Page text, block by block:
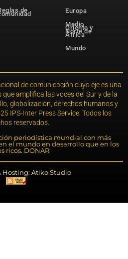
de
Europa
Medio
Oriente y
Norte de
África
Mundo
de comunicación cuyo eje es una
amplifica las voces del Sur y de la
globalización, derechos humanos y
IPS-Inter Press Service. Todos los
reservados.
periodística mundial con más
el mundo en desarrollo que en los
ricos. DONAR
Hosting: Atiko.Studio